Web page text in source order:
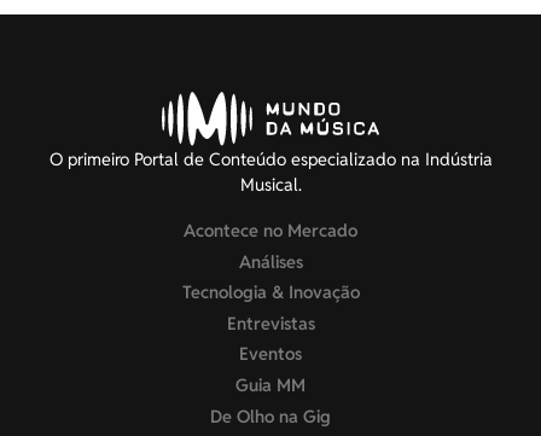
O primeiro Portal de Conteúdo especializado na Indústria
Musical.
Acontece no Mercado
Análises
Tecnologia & Inovação
Entrevistas
Eventos
Guia MM
De Olho na Gig